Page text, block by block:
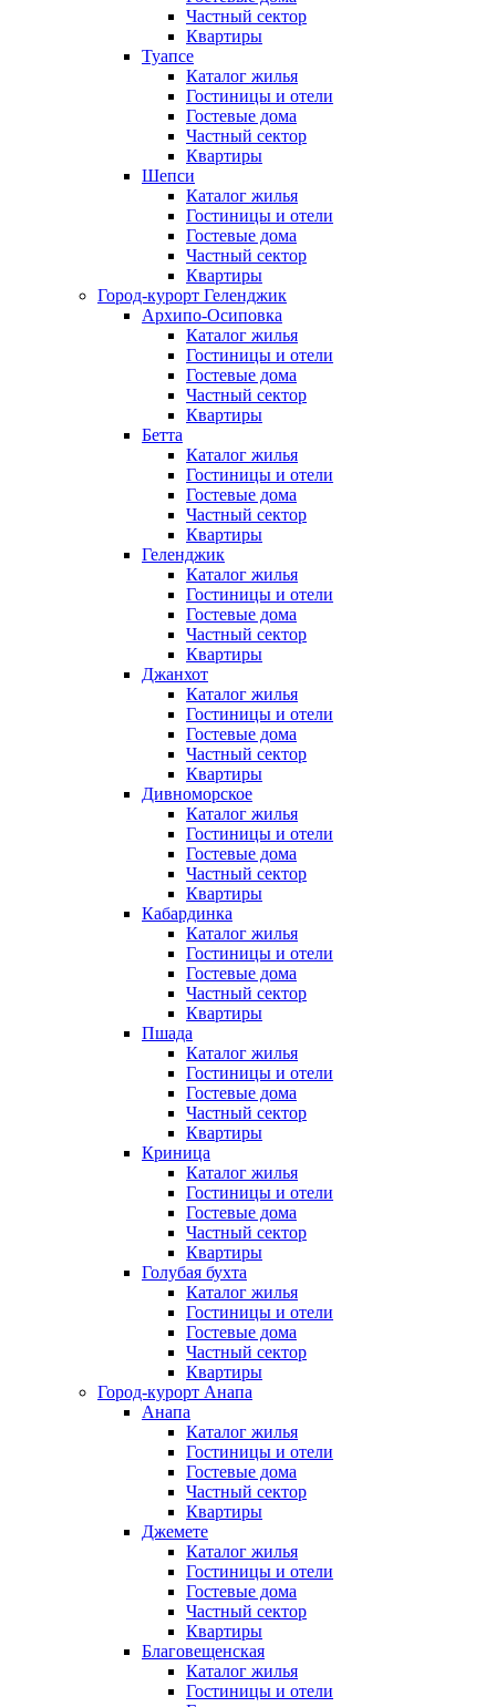
Частный сектор
Квартиры
Туапсе
Каталог жилья
Гостиницы и отели
Гостевые дома
Частный сектор
Квартиры
Шепси
Каталог жилья
Гостиницы и отели
Гостевые дома
Частный сектор
Квартиры
Город-курорт Геленджик
Архипо-Осиповка
Каталог жилья
Гостиницы и отели
Гостевые дома
Частный сектор
Квартиры
Бетта
Каталог жилья
Гостиницы и отели
Гостевые дома
Частный сектор
Квартиры
Геленджик
Каталог жилья
Гостиницы и отели
Гостевые дома
Частный сектор
Квартиры
Джанхот
Каталог жилья
Гостиницы и отели
Гостевые дома
Частный сектор
Квартиры
Дивноморское
Каталог жилья
Гостиницы и отели
Гостевые дома
Частный сектор
Квартиры
Кабардинка
Каталог жилья
Гостиницы и отели
Гостевые дома
Частный сектор
Квартиры
Пшада
Каталог жилья
Гостиницы и отели
Гостевые дома
Частный сектор
Квартиры
Криница
Каталог жилья
Гостиницы и отели
Гостевые дома
Частный сектор
Квартиры
Голубая бухта
Каталог жилья
Гостиницы и отели
Гостевые дома
Частный сектор
Квартиры
Город-курорт Анапа
Анапа
Каталог жилья
Гостиницы и отели
Гостевые дома
Частный сектор
Квартиры
Джемете
Каталог жилья
Гостиницы и отели
Гостевые дома
Частный сектор
Квартиры
Благовещенская
Каталог жилья
Гостиницы и отели